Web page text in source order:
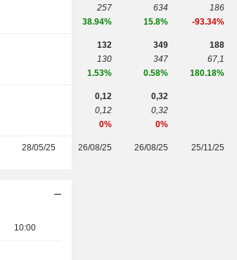
257
38.94%
634
15.8%
186
-93.34%
132
130
1.53%
349
347
0.58%
188
67,1
180.18%
0,12
0,12
0%
0,32
0,32
0%
28/05/25 26/08/25 26/08/25 25/11/25
10:00